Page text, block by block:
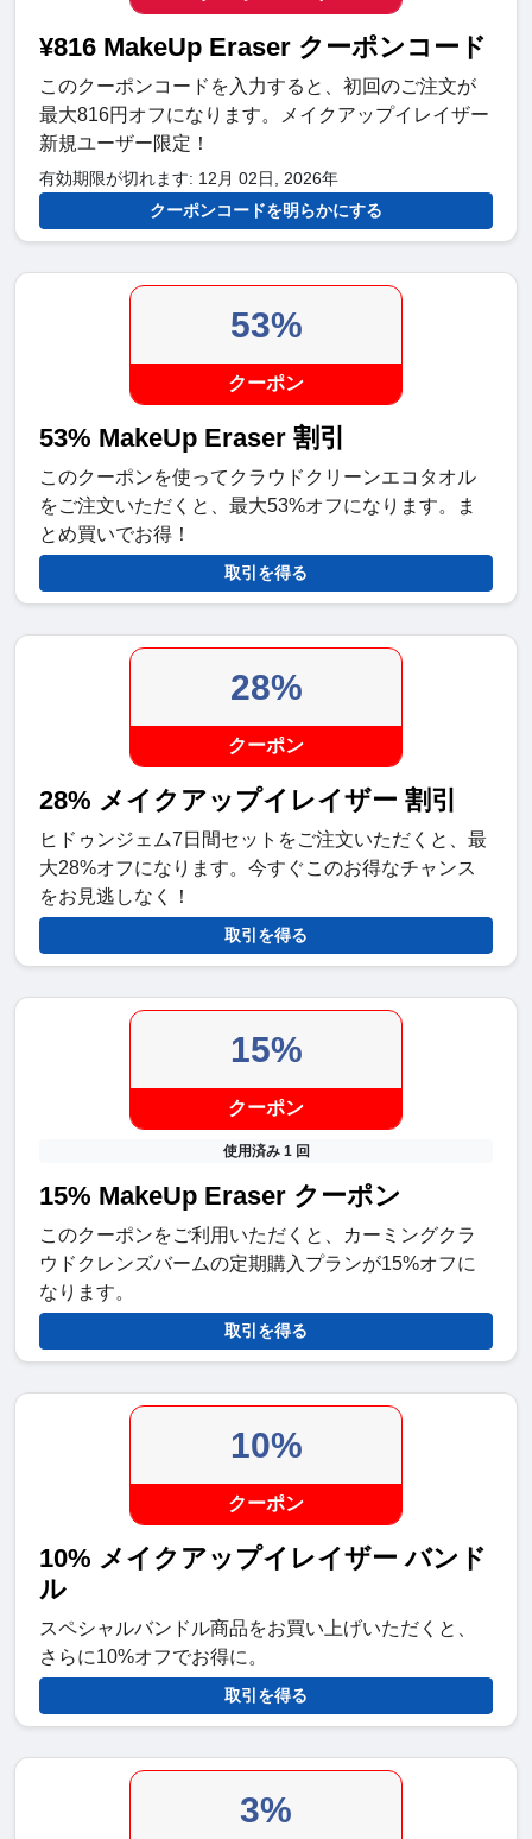
¥816 MakeUp Eraser クーポンコード
このクーポンコードを入力すると、初回のご注文が
最大816円オフになります。メイクアップイレイザー
新規ユーザー限定！
有効期限が切れます: 12月 02日, 2026年
クーポンコードを明らかにする
53%
クーポン
53% MakeUp Eraser 割引
このクーポンを使ってクラウドクリーンエコタオル
をご注文いただくと、最大53%オフになります。ま
とめ買いでお得！
取引を得る
28%
クーポン
28% メイクアップイレイザー 割引
ヒドゥンジェム7日間セットをご注文いただくと、最
大28%オフになります。今すぐこのお得なチャンス
をお見逃しなく！
取引を得る
15%
クーポン
使用済み 1 回
15% MakeUp Eraser クーポン
このクーポンをご利用いただくと、カーミングクラ
ウドクレンズバームの定期購入プランが15%オフに
なります。
取引を得る
10%
クーポン
10% メイクアップイレイザー バンド
ル
スペシャルバンドル商品をお買い上げいただくと、
さらに10%オフでお得に。
取引を得る
3%